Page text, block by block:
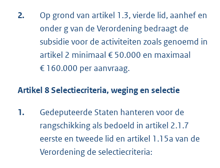
2.
Op grond van artikel 1.3, vierde lid, aanhef en
onder g van de Verordening bedraagt de
subsidie voor de activiteiten zoals genoemd in
artikel 2 minimaal € 50.000 en maximaal
€ 160.000 per aanvraag.
Artikel 8 Selectiecriteria, weging en selectie
1.
Gedeputeerde Staten hanteren voor de
rangschikking als bedoeld in artikel 2.1.7
eerste en tweede lid en artikel 1.15a van de
Verordening de selectiecriteria: